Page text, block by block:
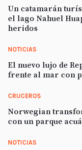
Un catamarán
el lago Nahuel
heridos
NOTICIAS
El nuevo lujo de
frente al mar con
CRUCEROS
Norwegian
con un parque
NOTICIAS